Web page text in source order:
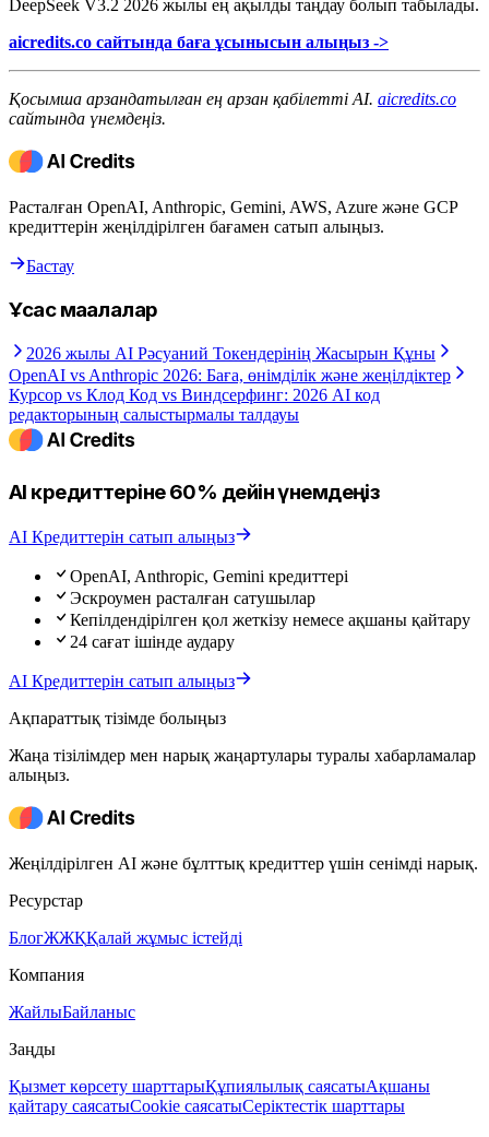
DeepSeek V3.2 2026 жылы ең ақылды таңдау болып табылады.
aicredits.co сайтында баға ұсынысын алыңыз ->
Қосымша арзандатылған ең арзан қабілетті AI. aicredits.co
сайтында үнемдеңіз.
Расталған OpenAI, Anthropic, Gemini, AWS, Azure және GCP
кредиттерін жеңілдірілген бағамен сатып алыңыз.
Бастау
Ұқсас мақалалар
2026 жылы AI Рәсуаний Токендерінің Жасырын Құны
OpenAI vs Anthropic 2026: Баға, өнімділік және жеңілдіктер
Курсор vs Клод Код vs Виндсерфинг: 2026 AI код
редакторының салыстырмалы талдауы
AI кредиттеріне 60% дейін үнемдеңіз
AI Кредиттерін сатып алыңыз
OpenAI, Anthropic, Gemini кредиттері
Эскроумен расталған сатушылар
Кепілдендірілген қол жеткізу немесе ақшаны қайтару
24 сағат ішінде аудару
AI Кредиттерін сатып алыңыз
Ақпараттық тізімде болыңыз
Жаңа тізілімдер мен нарық жаңартулары туралы хабарламалар
алыңыз.
Жеңілдірілген AI және бұлттық кредиттер үшін сенімді нарық.
Ресурстар
БлогЖЖҚҚалай жұмыс істейді
Компания
ЖайлыБайланыс
Заңды
Қызмет көрсету шарттарыҚұпиялылық саясатыАқшаны
қайтару саясатыCookie саясатыСеріктестік шарттары